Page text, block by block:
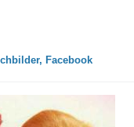
Facebook